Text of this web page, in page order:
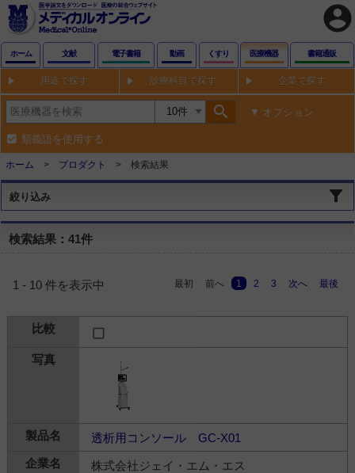
account_circle
ホーム 文献 電子書籍 動画 くすり 医療機器 書籍通販
用途で探す 診療科目で探す 企業で探す
search オプション
類義語を使用する
ホーム プロダクト 検索結果
絞り込み
検索結果：41件
1 - 10 件を表示中 最初 前へ 1 2 3 次へ 最後
透析用コンソール GC-X01
株式会社ジェイ・エム・エス